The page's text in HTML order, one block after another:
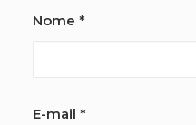
Nome *
E-mail *